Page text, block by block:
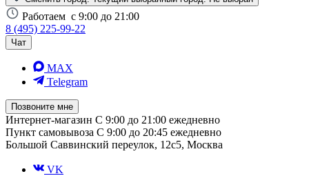
Работаем с 9:00 до 21:00
8 (495) 225-99-22
Чат
MAX
Telegram
Позвоните мне
Интернет-магазин С 9:00 до 21:00 ежедневно
Пункт самовывоза С 9:00 до 20:45 ежедневно
Большой Саввинский переулок, 12с5, Москва
VK